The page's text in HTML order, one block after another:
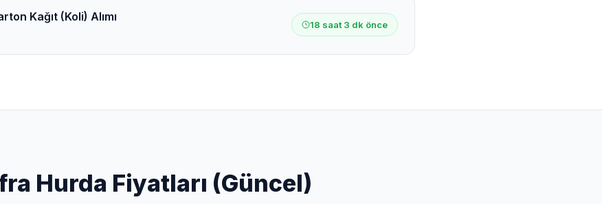
Kağıt (Koli) Alımı
18 saat 3 dk önce
Hurda Fiyatları (Güncel)